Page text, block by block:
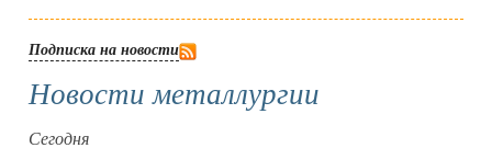
Подписка на новости
Новости металлургии
Сегодня